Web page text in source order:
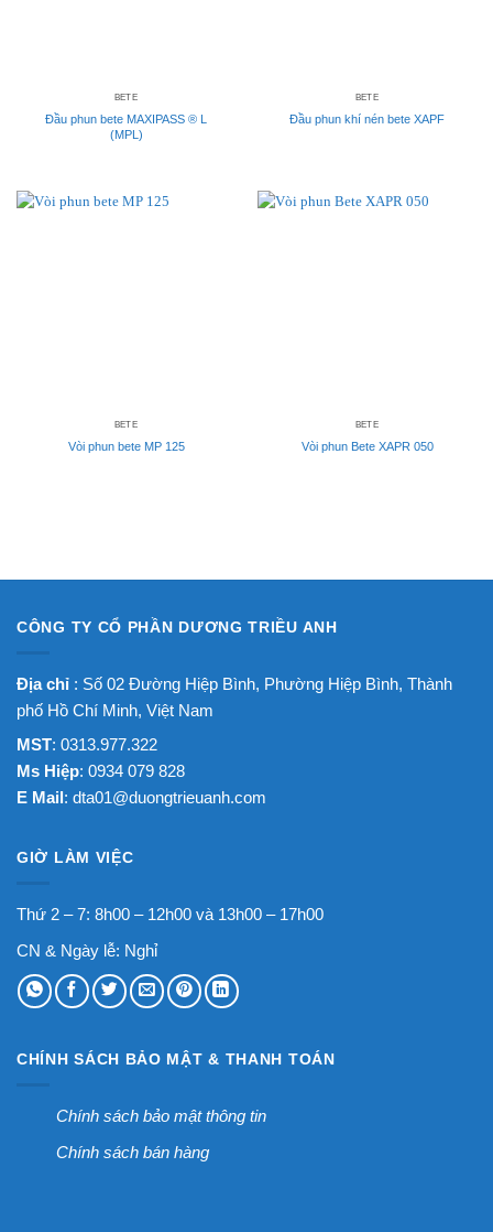
BETE
Đầu phun bete MAXIPASS ® L
(MPL)
BETE
Đầu phun khí nén bete XAPF
BETE
Vòi phun bete MP 125
BETE
Vòi phun Bete XAPR 050
CÔNG TY CỔ PHẦN DƯƠNG TRIỀU ANH
Địa chỉ : Số 02 Đường Hiệp Bình, Phường Hiệp Bình, Thành
phố Hồ Chí Minh, Việt Nam
MST: 0313.977.322
Ms Hiệp: 0934 079 828
E Mail: dta01@duongtrieuanh.com
GIỜ LÀM VIỆC
Thứ 2 – 7: 8h00 – 12h00 và 13h00 – 17h00
CN & Ngày lễ: Nghỉ
CHÍNH SÁCH BẢO MẬT & THANH TOÁN
Chính sách bảo mật thông tin
Chính sách bán hàng